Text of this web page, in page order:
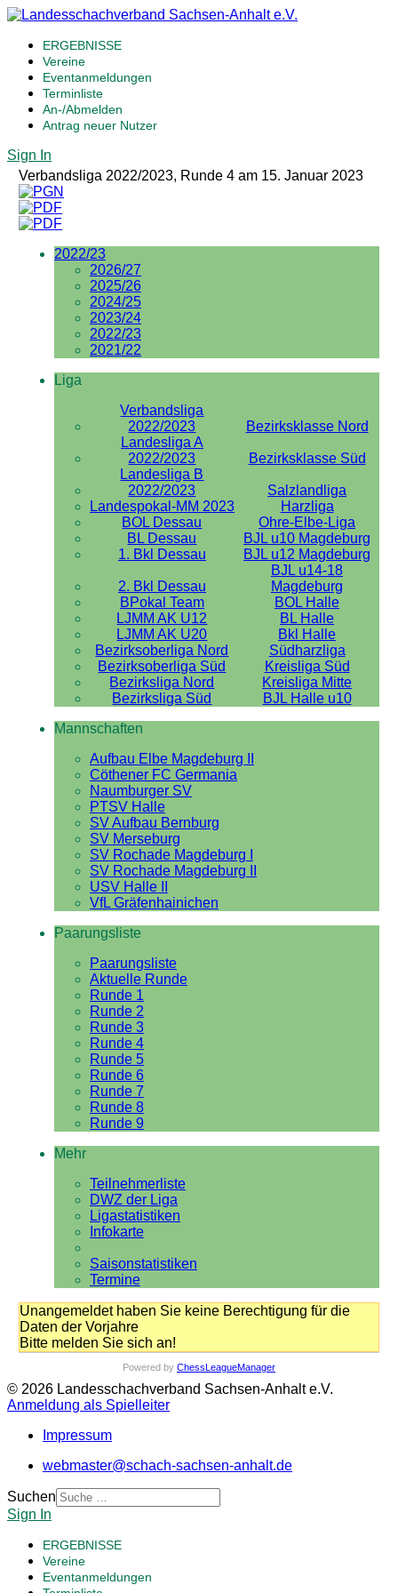
ERGEBNISSE
Vereine
Eventanmeldungen
Terminliste
An-/Abmelden
Antrag neuer Nutzer
Sign In
Verbandsliga 2022/2023, Runde 4 am 15. Januar 2023
2022/23
2026/27
2025/26
2024/25
2023/24
2022/23
2021/22
Liga
Verbandsliga
2022/2023
Bezirksklasse Nord
Landesliga A
2022/2023
Bezirksklasse Süd
Landesliga B
2022/2023
Salzlandliga
Landespokal-MM 2023
Harzliga
BOL Dessau
Ohre-Elbe-Liga
BL Dessau
BJL u10 Magdeburg
1. Bkl Dessau
BJL u12 Magdeburg
2. Bkl Dessau
BJL u14-18
Magdeburg
BPokal Team
BOL Halle
LJMM AK U12
BL Halle
LJMM AK U20
Bkl Halle
Bezirksoberliga Nord
Südharzliga
Bezirksoberliga Süd
Kreisliga Süd
Bezirksliga Nord
Kreisliga Mitte
Bezirksliga Süd
BJL Halle u10
Mannschaften
Aufbau Elbe Magdeburg II
Cöthener FC Germania
Naumburger SV
PTSV Halle
SV Aufbau Bernburg
SV Merseburg
SV Rochade Magdeburg I
SV Rochade Magdeburg II
USV Halle II
VfL Gräfenhainichen
Paarungsliste
Paarungsliste
Aktuelle Runde
Runde 1
Runde 2
Runde 3
Runde 4
Runde 5
Runde 6
Runde 7
Runde 8
Runde 9
Mehr
Teilnehmerliste
DWZ der Liga
Ligastatistiken
Infokarte
Saisonstatistiken
Termine
Unangemeldet haben Sie keine Berechtigung für die
Daten der Vorjahre
Bitte melden Sie sich an!
Powered by ChessLeagueManager
© 2026 Landesschachverband Sachsen-Anhalt e.V.
Anmeldung als Spielleiter
Impressum
webmaster@schach-sachsen-anhalt.de
Suchen
Sign In
ERGEBNISSE
Vereine
Eventanmeldungen